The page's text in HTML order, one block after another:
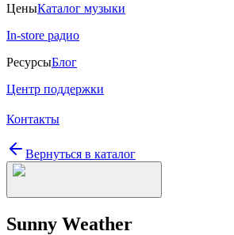
ЦеныКаталог музыки
In-store радио
РесурсыБлог
Центр поддержки
Контакты
Вернуться в каталог
Sunny Weather